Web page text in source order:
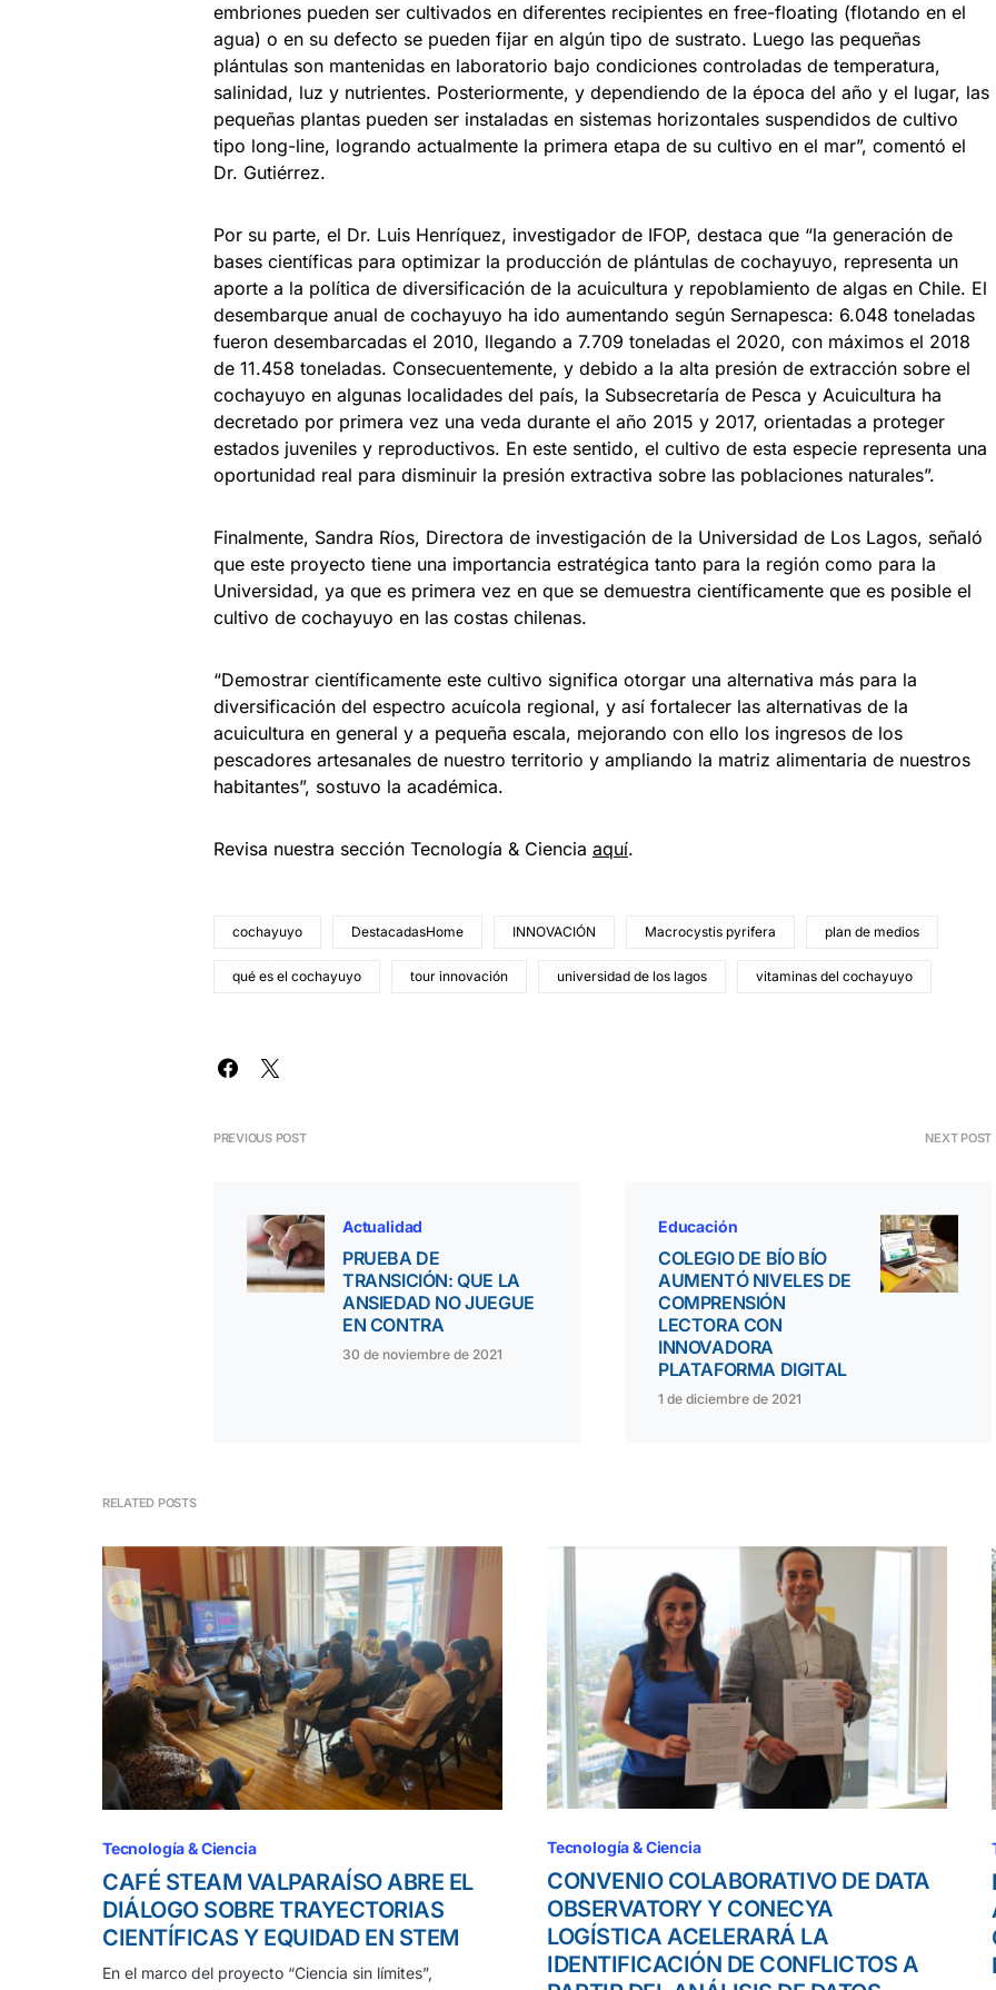
embriones pueden ser cultivados en diferentes recipientes en free-floating (flotando en el
agua) o en su defecto se pueden fijar en algún tipo de sustrato. Luego las pequeñas
plántulas son mantenidas en laboratorio bajo condiciones controladas de temperatura,
salinidad, luz y nutrientes. Posteriormente, y dependiendo de la época del año y el lugar, las
pequeñas plantas pueden ser instaladas en sistemas horizontales suspendidos de cultivo
tipo long-line, logrando actualmente la primera etapa de su cultivo en el mar”, comentó el
Dr. Gutiérrez.
Por su parte, el Dr. Luis Henríquez, investigador de IFOP, destaca que “la generación de
bases científicas para optimizar la producción de plántulas de cochayuyo, representa un
aporte a la política de diversificación de la acuicultura y repoblamiento de algas en Chile. El
desembarque anual de cochayuyo ha ido aumentando según Sernapesca: 6.048 toneladas
fueron desembarcadas el 2010, llegando a 7.709 toneladas el 2020, con máximos el 2018
de 11.458 toneladas. Consecuentemente, y debido a la alta presión de extracción sobre el
cochayuyo en algunas localidades del país, la Subsecretaría de Pesca y Acuicultura ha
decretado por primera vez una veda durante el año 2015 y 2017, orientadas a proteger
estados juveniles y reproductivos. En este sentido, el cultivo de esta especie representa una
oportunidad real para disminuir la presión extractiva sobre las poblaciones naturales”.
Finalmente, Sandra Ríos, Directora de investigación de la Universidad de Los Lagos, señaló
que este proyecto tiene una importancia estratégica tanto para la región como para la
Universidad, ya que es primera vez en que se demuestra científicamente que es posible el
cultivo de cochayuyo en las costas chilenas.
“Demostrar científicamente este cultivo significa otorgar una alternativa más para la
diversificación del espectro acuícola regional, y así fortalecer las alternativas de la
acuicultura en general y a pequeña escala, mejorando con ello los ingresos de los
pescadores artesanales de nuestro territorio y ampliando la matriz alimentaria de nuestros
habitantes”, sostuvo la académica.
Revisa nuestra sección Tecnología & Ciencia aquí.
cochayuyo DestacadasHome INNOVACIÓN Macrocystis pyrifera plan de medios
qué es el cochayuyo tour innovación universidad de los lagos vitaminas del cochayuyo
PREVIOUS POST
Actualidad
PRUEBA DE
TRANSICIÓN: QUE LA
ANSIEDAD NO JUEGUE
EN CONTRA
30 de noviembre de 2021
NEXT POST
Educación
COLEGIO DE BÍO BÍO
AUMENTÓ NIVELES DE
COMPRENSIÓN
LECTORA CON
INNOVADORA
PLATAFORMA DIGITAL
1 de diciembre de 2021
RELATED POSTS
Tecnología & Ciencia
CAFÉ STEAM VALPARAÍSO ABRE EL
DIÁLOGO SOBRE TRAYECTORIAS
CIENTÍFICAS Y EQUIDAD EN STEM
En el marco del proyecto “Ciencia sin límites”,
Tecnología & Ciencia
CONVENIO COLABORATIVO DE DATA
OBSERVATORY Y CONECYA
LOGÍSTICA ACELERARÁ LA
IDENTIFICACIÓN DE CONFLICTOS A